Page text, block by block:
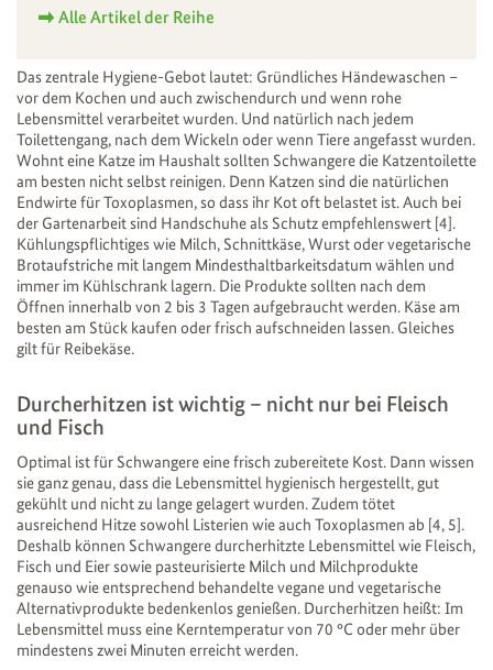
Alle Artikel der Reihe
Das zentrale Hygiene-Gebot lautet: Gründliches Händewaschen –
vor dem Kochen und auch zwischendurch und wenn rohe
Lebensmittel verarbeitet wurden. Und natürlich nach jedem
Toilettengang, nach dem Wickeln oder wenn Tiere angefasst wurden.
Wohnt eine Katze im Haushalt sollten Schwangere die Katzentoilette
am besten nicht selbst reinigen. Denn Katzen sind die natürlichen
Endwirte für Toxoplasmen, so dass ihr Kot oft belastet ist. Auch bei
der Gartenarbeit sind Handschuhe als Schutz empfehlenswert [4].
Kühlungspflichtiges wie Milch, Schnittkäse, Wurst oder vegetarische
Brotaufstriche mit langem Mindesthaltbarkeitsdatum wählen und
immer im Kühlschrank lagern. Die Produkte sollten nach dem
Öffnen innerhalb von 2 bis 3 Tagen aufgebraucht werden. Käse am
besten am Stück kaufen oder frisch aufschneiden lassen. Gleiches
gilt für Reibekäse.
Durcherhitzen ist wichtig – nicht nur bei Fleisch
und Fisch
Optimal ist für Schwangere eine frisch zubereitete Kost. Dann wissen
sie ganz genau, dass die Lebensmittel hygienisch hergestellt, gut
gekühlt und nicht zu lange gelagert wurden. Zudem tötet
ausreichend Hitze sowohl Listerien wie auch Toxoplasmen ab [4, 5].
Deshalb können Schwangere durcherhitzte Lebensmittel wie Fleisch,
Fisch und Eier sowie pasteurisierte Milch und Milchprodukte
genauso wie entsprechend behandelte vegane und vegetarische
Alternativprodukte bedenkenlos genießen. Durcherhitzen heißt: Im
Lebensmittel muss eine Kerntemperatur von 70 °C oder mehr über
mindestens zwei Minuten erreicht werden.